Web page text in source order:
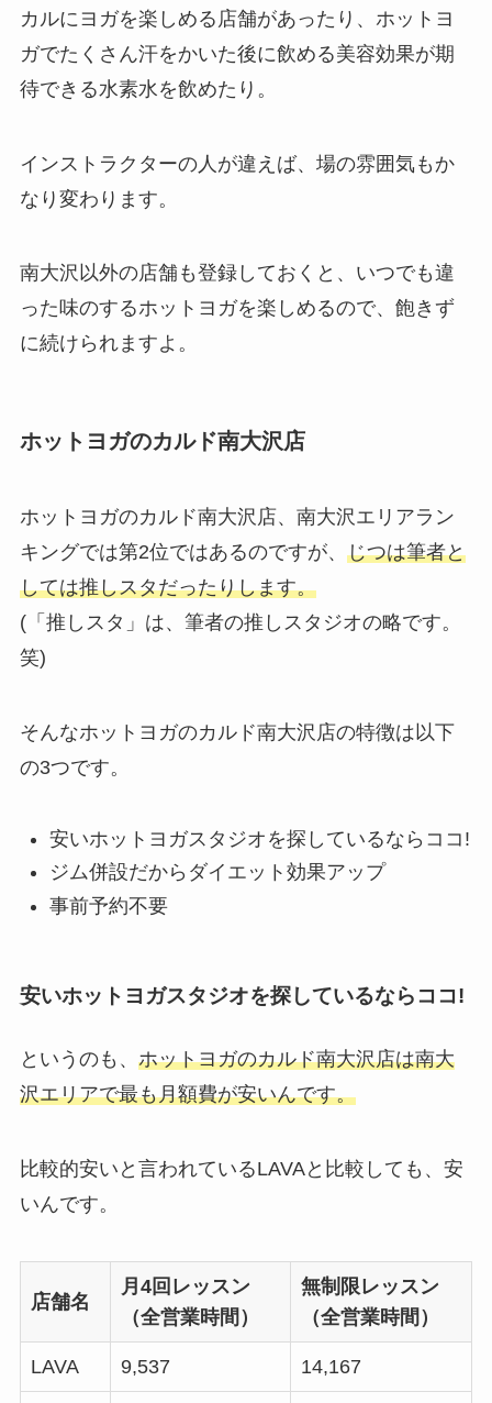
カルにヨガを楽しめる店舗があったり、ホットヨ
ガでたくさん汗をかいた後に飲める美容効果が期
待できる水素水を飲めたり。
インストラクターの人が違えば、場の雰囲気もか
なり変わります。
南大沢以外の店舗も登録しておくと、いつでも違
った味のするホットヨガを楽しめるので、飽きず
に続けられますよ。
ホットヨガのカルド南大沢店
ホットヨガのカルド南大沢店、南大沢エリアラン
キングでは第2位ではあるのですが、 じつは筆者と
しては推しスタだったりします。
(「推しスタ」は、筆者の推しスタジオの略です。
笑)
そんなホットヨガのカルド南大沢店の特徴は以下
の3つです。
安いホットヨガスタジオを探しているならココ!
ジム併設だからダイエット効果アップ
事前予約不要
安いホットヨガスタジオを探しているならココ!
というのも、 ホットヨガのカルド南大沢店は南大
沢エリアで最も月額費が安いんです。
比較的安いと言われているLAVAと比較しても、安
いんです。
店舗名
月4回レッスン
（全営業時間）
無制限レッスン
（全営業時間）
LAVA 9,537 14,167